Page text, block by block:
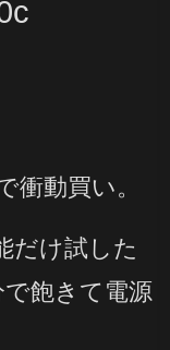
動買い。
だけ試した
飽きて電源